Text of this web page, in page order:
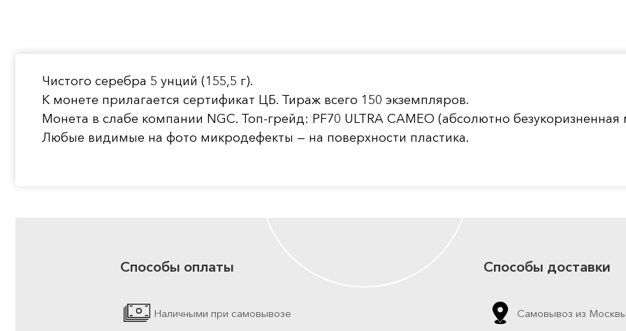
Чистого серебра 5 унций (155,5 г).
К монете прилагается сертификат ЦБ. Тираж всего 150 экземпляров.
Монета в слабе компании NGC. Топ-грейд: PF70 ULTRA CAMEO (абсолютно безукоризненная
Любые видимые на фото микродефекты — на поверхности пластика.
Способы оплаты
Наличными при самовывозе
Способы доставки
Самовывоз из